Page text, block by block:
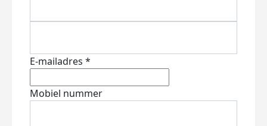
E-mailadres *
Mobiel nummer